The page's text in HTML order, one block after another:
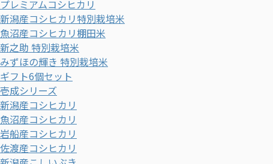
プレミアムコシヒカリ
新潟産コシヒカリ特別栽培米
魚沼産コシヒカリ棚田米
新之助 特別栽培米
みずほの輝き 特別栽培米
ギフト6個セット
壱成シリーズ
新潟産コシヒカリ
魚沼産コシヒカリ
岩船産コシヒカリ
佐渡産コシヒカリ